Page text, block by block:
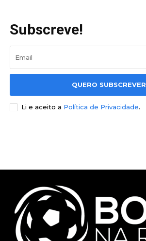
Subscreve!
QUERO SUBSCREVER
Li e aceito a Política de Privacidade.